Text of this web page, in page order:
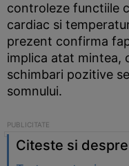
controleze functiile
cardiac si
prezent confirma
implica atat mintea,
schimbari pozitive
somnului.
Citeste si